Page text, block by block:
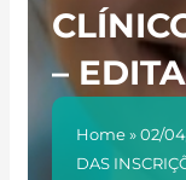
–
Home »02/
DAS